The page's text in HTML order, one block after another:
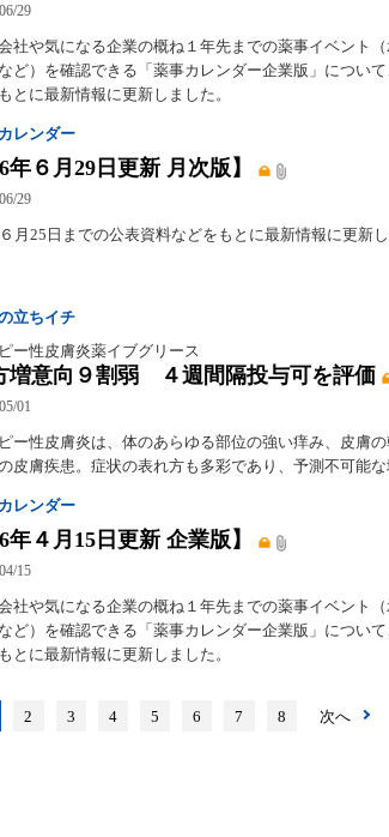
29
社や気になる企業の概ね１年先までの薬事イベント
ど）を確認できる「薬事カレンダー企業版」につい
とに最新情報に更新しました。
レンダー
年６月29日更新 月次版】
29
月25日までの公表資料などをもとに最新情報に更新し
立ちイチ
ー性皮膚炎薬イブグリース
増意向９割弱 ４週間隔投与可を評価
01
ー性皮膚炎は、体のあらゆる部位の強い痒み、皮膚
皮膚疾患。症状の表れ方も多彩であり、予測不可能
レンダー
年４月15日更新 企業版】
15
社や気になる企業の概ね１年先までの薬事イベント
ど）を確認できる「薬事カレンダー企業版」につい
とに最新情報に更新しました。
2 3 4 5 6 7 8 次へ